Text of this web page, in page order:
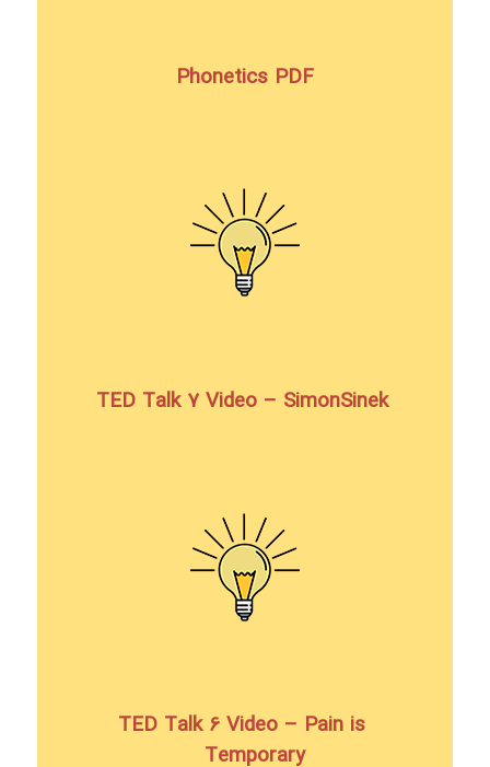
Phonetics PDF
TED Talk 7 Video – SimonSinek
TED Talk 6 Video – Pain is
Temporary